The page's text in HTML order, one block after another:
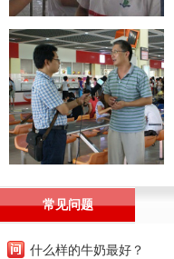
常见问题
什么样的牛奶最好？